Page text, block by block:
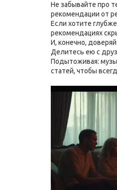
Не забывайте про
рекомендации от
Если хотите
рекомендациях
И, конечно,
Делитесь ею с
Подытоживая:
статей, чтобы